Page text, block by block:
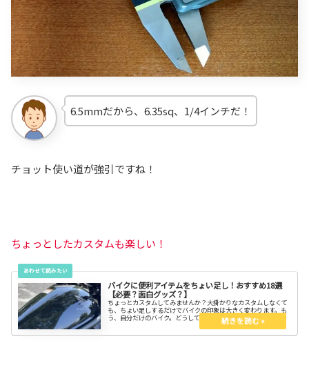
6.5mmだから、6.35sq、1/4インチだ！
チョット使い道が強引ですね！
ちょっとしたカスタムも楽しい！
バイクに便利アイテムをちょい足し！おすすめ18選
【必要？面白グッズ？】
ちょっとカスタムしてみませんか？大掛かりなカスタムしなくて
も、ちょい足しするだけでバイクの印象は大きく変わります。も
う、自分だけのバイク。どうしても必要なアイテムではないけれ
ど、あれば潤う便利なグッズ達です。気になるものが見つかると
嬉しい。